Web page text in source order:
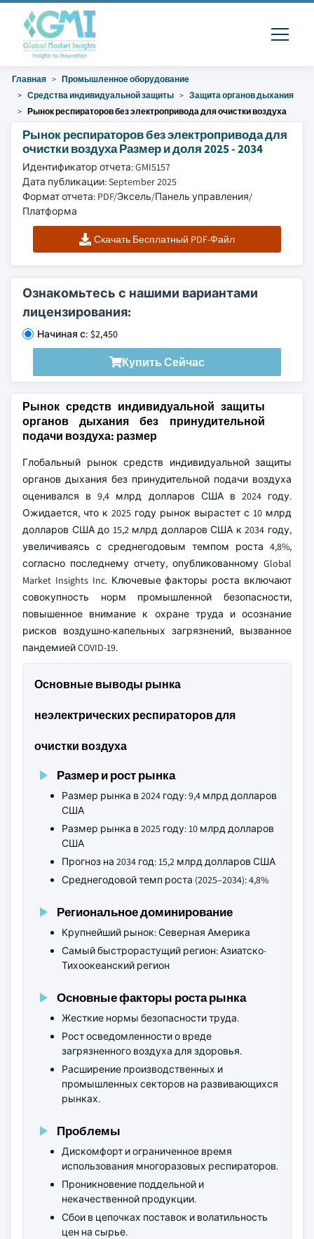
Главная
Промышленное оборудование
Средства индивидуальной защиты
Защита органов дыхания
Рынок респираторов без электропривода для очистки воздуха
Рынок респираторов без электропривода для
очистки воздуха Размер и доля 2025 - 2034
Идентификатор отчета: GMI5157
Дата публикации: September 2025
Формат отчета: PDF/Эксель/Панель управления/
Платформа
Скачать Бесплатный PDF-Файл
Ознакомьтесь с нашими вариантами
лицензирования:
Начиная с: $2,450
Купить Сейчас
Рынок средств индивидуальной защиты
органов дыхания без принудительной
подачи воздуха: размер
Глобальный рынок средств индивидуальной защиты
органов дыхания без принудительной подачи воздуха
оценивался в 9,4 млрд долларов США в 2024 году.
Ожидается, что к 2025 году рынок вырастет с 10 млрд
долларов США до 15,2 млрд долларов США к 2034 году,
увеличиваясь с среднегодовым темпом роста 4,8%,
согласно последнему отчету, опубликованному Global
Market Insights Inc. Ключевые факторы роста включают
совокупность норм промышленной безопасности,
повышенное внимание к охране труда и осознание
рисков воздушно-капельных загрязнений, вызванное
пандемией COVID-19.
Основные выводы рынка
неэлектрических респираторов для
очистки воздуха
Размер и рост рынка
Размер рынка в 2024 году: 9,4 млрд долларов
США
Размер рынка в 2025 году: 10 млрд долларов
США
Прогноз на 2034 год: 15,2 млрд долларов США
Среднегодовой темп роста (2025–2034): 4,8%
Региональное доминирование
Крупнейший рынок: Северная Америка
Самый быстрорастущий регион: Азиатско-
Тихоокеанский регион
Основные факторы роста рынка
Жесткие нормы безопасности труда.
Рост осведомленности о вреде
загрязненного воздуха для здоровья.
Расширение производственных и
промышленных секторов на развивающихся
рынках.
Проблемы
Дискомфорт и ограниченное время
использования многоразовых респираторов.
Проникновение поддельной и
некачественной продукции.
Сбои в цепочках поставок и волатильность
цен на сырье.